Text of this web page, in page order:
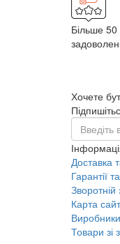
Більше 50
Хочете
Доставка
Гарантії
Зворотній
Карта
Виробники
Товари зі